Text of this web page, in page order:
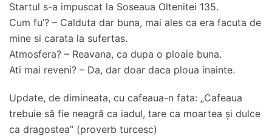
Startul s-a impuscat la Soseaua Oltenitei 135.
Cum fu’? – Calduta dar buna, mai ales ca era facuta de
mine si carata la sufertas.
Atmosfera? – Reavana, ca dupa o ploaie buna.
Ati mai reveni? – Da, dar doar daca ploua inainte.
Update, de dimineata, cu cafeaua-n fata: „Cafeaua
trebuie să fie neagră ca iadul, tare ca moartea și dulce
ca dragostea” (proverb turcesc)